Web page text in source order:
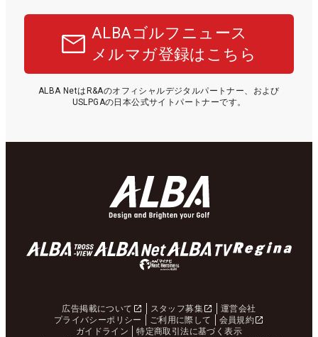
ALBAゴルフニュース
メルマガ登録はこちら
ALBA NetはR&Aのオフィシャルデジタルパートナー、および
USLPGAの日本公式サイトパートナーです。
広告掲載について スタッフ募集
運営会社
プライバシーポリシー
ご利用に際して
会員規約
ガイドライン
特定商取引法に基づく表示